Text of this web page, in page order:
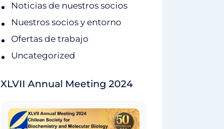
Noticias de nuestros socios
Nuestros socios y entorno
Ofertas de trabajo
Uncategorized
XLVII Annual Meeting 2024